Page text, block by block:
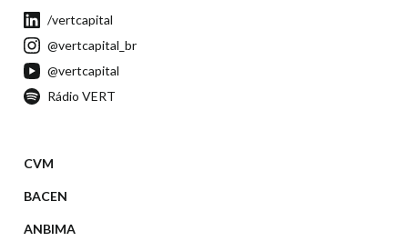
/vertcapital
@vertcapital_br
@vertcapital
Rádio VERT
CVM
BACEN
ANBIMA